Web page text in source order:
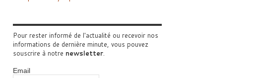
Pour rester informé de l'actualité ou recevoir nos
informations de dernière minute, vous pouvez
souscrire à notre newsletter.
Email